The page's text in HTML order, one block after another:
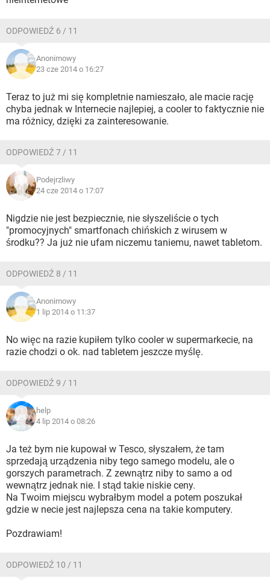
ODPOWIEDŹ 6 / 11
Anonimowy
23 cze 2014 o 16:27
Teraz to już mi się kompletnie namieszało, ale macie rację
chyba jednak w Internecie najlepiej, a cooler to faktycznie nie
ma różnicy, dzięki za zainteresowanie.
ODPOWIEDŹ 7 / 11
Podejrzliwy
24 cze 2014 o 17:07
Nigdzie nie jest bezpiecznie, nie słyszeliście o tych
"promocyjnych" smartfonach chińskich z wirusem w
środku?? Ja już nie ufam niczemu taniemu, nawet tabletom.
ODPOWIEDŹ 8 / 11
Anonimowy
1 lip 2014 o 11:37
No więc na razie kupiłem tylko cooler w supermarkecie, na
razie chodzi o ok. nad tabletem jeszcze myślę.
ODPOWIEDŹ 9 / 11
help
4 lip 2014 o 08:26
Ja też bym nie kupował w Tesco, słyszałem, że tam
sprzedają urządzenia niby tego samego modelu, ale o
gorszych parametrach. Z zewnątrz niby to samo a od
wewnątrz jednak nie. I stąd takie niskie ceny.
Na Twoim miejscu wybrałbym model a potem poszukał
gdzie w necie jest najlepsza cena na takie komputery.
Pozdrawiam!
ODPOWIEDŹ 10 / 11